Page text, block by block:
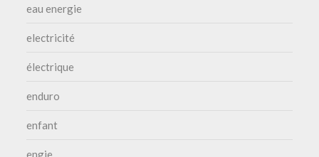
eau energie
electricité
électrique
enduro
enfant
engie